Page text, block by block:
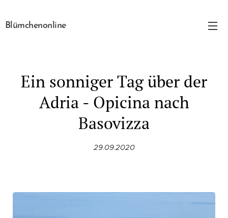
Blümchenonline
Ein sonniger Tag über der
Adria - Opicina nach
Basovizza
29.09.2020